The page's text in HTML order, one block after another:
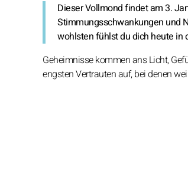
Dieser Vollmond findet am 3.
Stimmungsschwankungen und
wohlsten fühlst du dich heute in
Geheimnisse kommen ans Licht,
engsten Vertrauten auf, bei denen